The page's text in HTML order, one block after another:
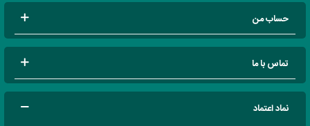
حساب من
تماس با ما
نماد اعتماد